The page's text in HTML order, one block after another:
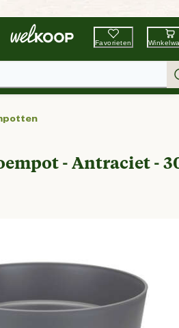
Tuin & Dier
Favorieten
- Antraciet -